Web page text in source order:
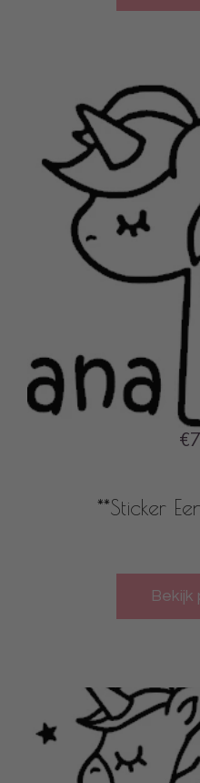
**Sticker